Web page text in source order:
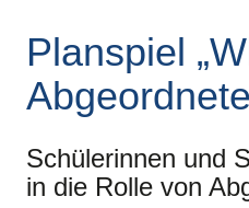
Planspiel
Schülerinnen und
in die Rolle von